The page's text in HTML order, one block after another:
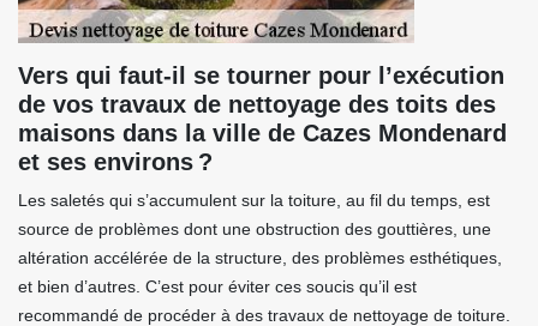
Vers qui faut-il se tourner pour l’exécution
de vos travaux de nettoyage des toits des
maisons dans la ville de Cazes Mondenard
et ses environs ?
Les saletés qui s’accumulent sur la toiture, au fil du temps, est
source de problèmes dont une obstruction des gouttières, une
altération accélérée de la structure, des problèmes esthétiques,
et bien d’autres. C’est pour éviter ces soucis qu’il est
recommandé de procéder à des travaux de nettoyage de toiture.